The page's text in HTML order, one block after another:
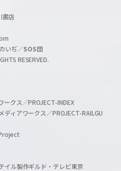
店
いぢ／SOS団
RESERVED.
クス／PROJECT-INDEX
ィアワークス／PROJECT-RAILGU
イル製作ギルド・テレビ東京